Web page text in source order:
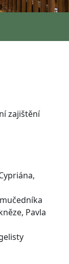
zajištění
Pavla